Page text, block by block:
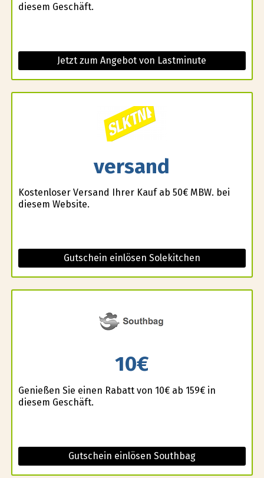
diesem Geschäft.
Jetzt zum Angebot von Lastminute
versand
Kostenloser Versand Ihrer Kauf ab 50€ MBW. bei
diesem Website.
Gutschein einlösen Solekitchen
10€
Genießen Sie einen Rabatt von 10€ ab 159€ in
diesem Geschäft.
Gutschein einlösen Southbag